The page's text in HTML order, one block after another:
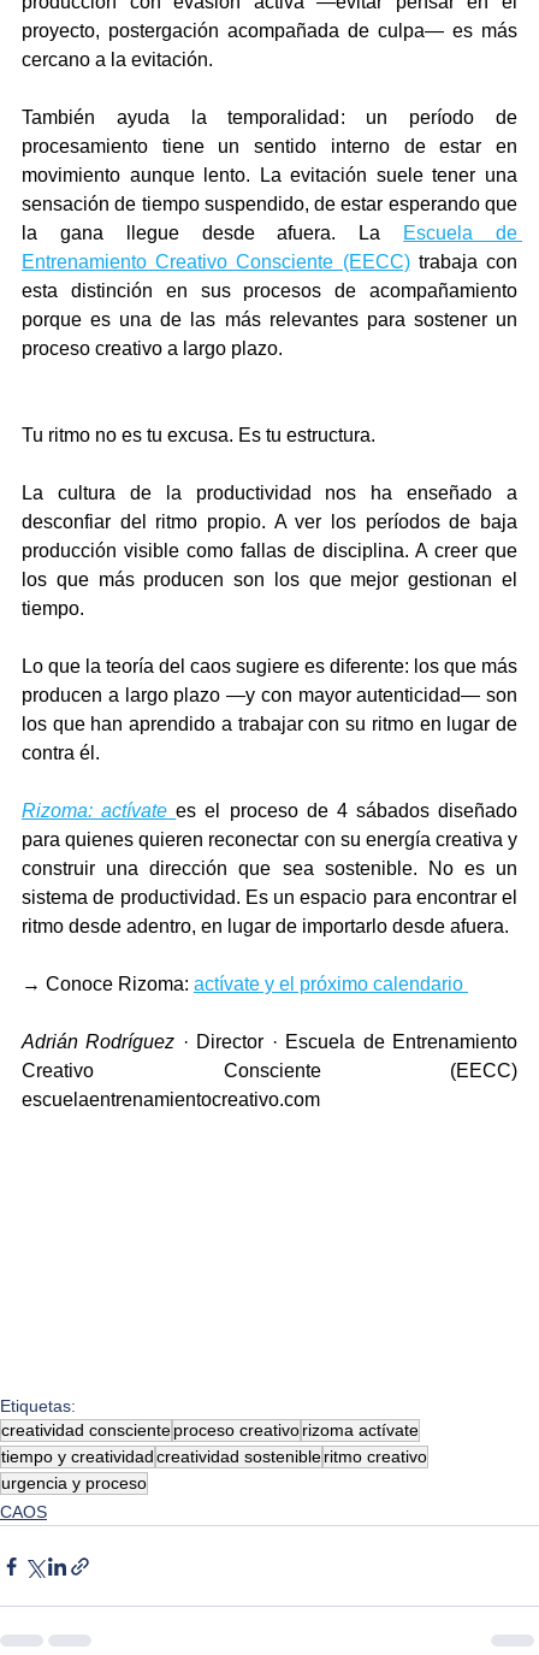
proyecto, postergación acompañada de culpa— es más
cercano a la evitación.
También ayuda la temporalidad: un período de
procesamiento tiene un sentido interno de estar en
movimiento aunque lento. La evitación suele tener una
sensación de tiempo suspendido, de estar esperando que
la gana llegue desde afuera. La
Escuela de
Entrenamiento Creativo Consciente (EECC) trabaja con
esta distinción en sus procesos de acompañamiento
porque es una de las más relevantes para sostener un
proceso creativo a largo plazo.
Tu ritmo no es tu excusa. Es tu estructura.
La cultura de la productividad nos ha enseñado a
desconfiar del ritmo propio. A ver los períodos de baja
producción visible como fallas de disciplina. A creer que
los que más producen son los que mejor gestionan el
tiempo.
Lo que la teoría del caos sugiere es diferente: los que más
producen a largo plazo —y con mayor autenticidad— son
los que han aprendido a trabajar con su ritmo en lugar de
contra él.
Rizoma: actívate es el proceso de 4 sábados diseñado
para quienes quieren reconectar con su energía creativa y
construir una dirección que sea sostenible. No es un
sistema de productividad. Es un espacio para encontrar el
ritmo desde adentro, en lugar de importarlo desde afuera.
→ Conoce Rizoma: actívate y el próximo calendario
Adrián Rodríguez · Director · Escuela de Entrenamiento
escuelaentrenamientocreativo.com
Etiquetas:
creatividad conscienteproceso creativorizoma actívate
tiempo y creatividadcreatividad sostenibleritmo creativo
urgencia y proceso
CAOS